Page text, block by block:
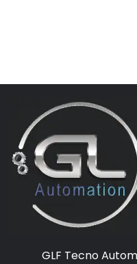
GLF Tecno